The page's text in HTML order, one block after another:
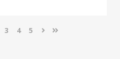
3 4 5